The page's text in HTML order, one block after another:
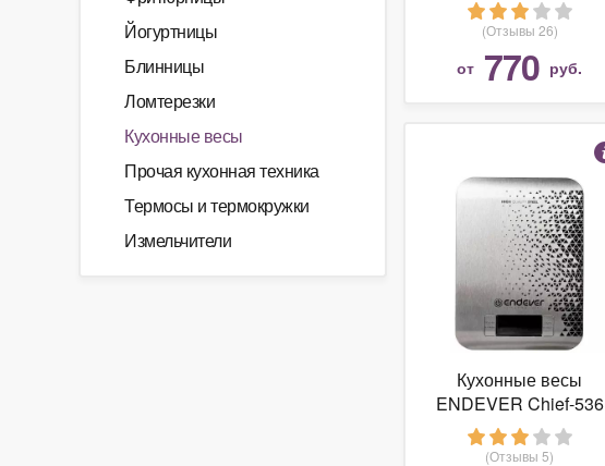
Йогуртницы
Блинницы
Ломтерезки
Кухонные весы
Прочая кухонная техника
Термосы и термокружки
Измельчители
(Отзывы 26)
от 770 руб.
Кухонные весы
ENDEVER Chief-536
(Отзывы 5)